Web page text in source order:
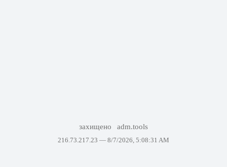
захищено adm.tools
216.73.217.23 — 8/7/2026, 5:08:31 AM